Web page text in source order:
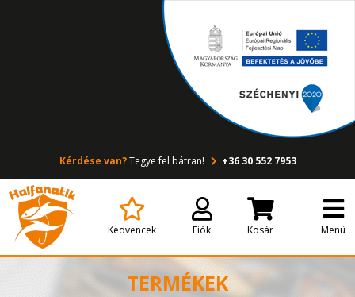
Kérdése van?Tegye fel bátran! +36 30 552 7953
Kedvencek Fiók Kosár Menü
TERMÉKEK